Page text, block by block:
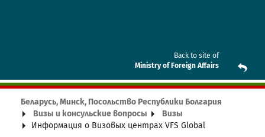
Back to site of
Ministry of Foreign Affairs
Беларусь, Минск, Посольство Республики Болгария
Визы и консульские вопросы
Визы
Информация о Визовых центрах VFS Global